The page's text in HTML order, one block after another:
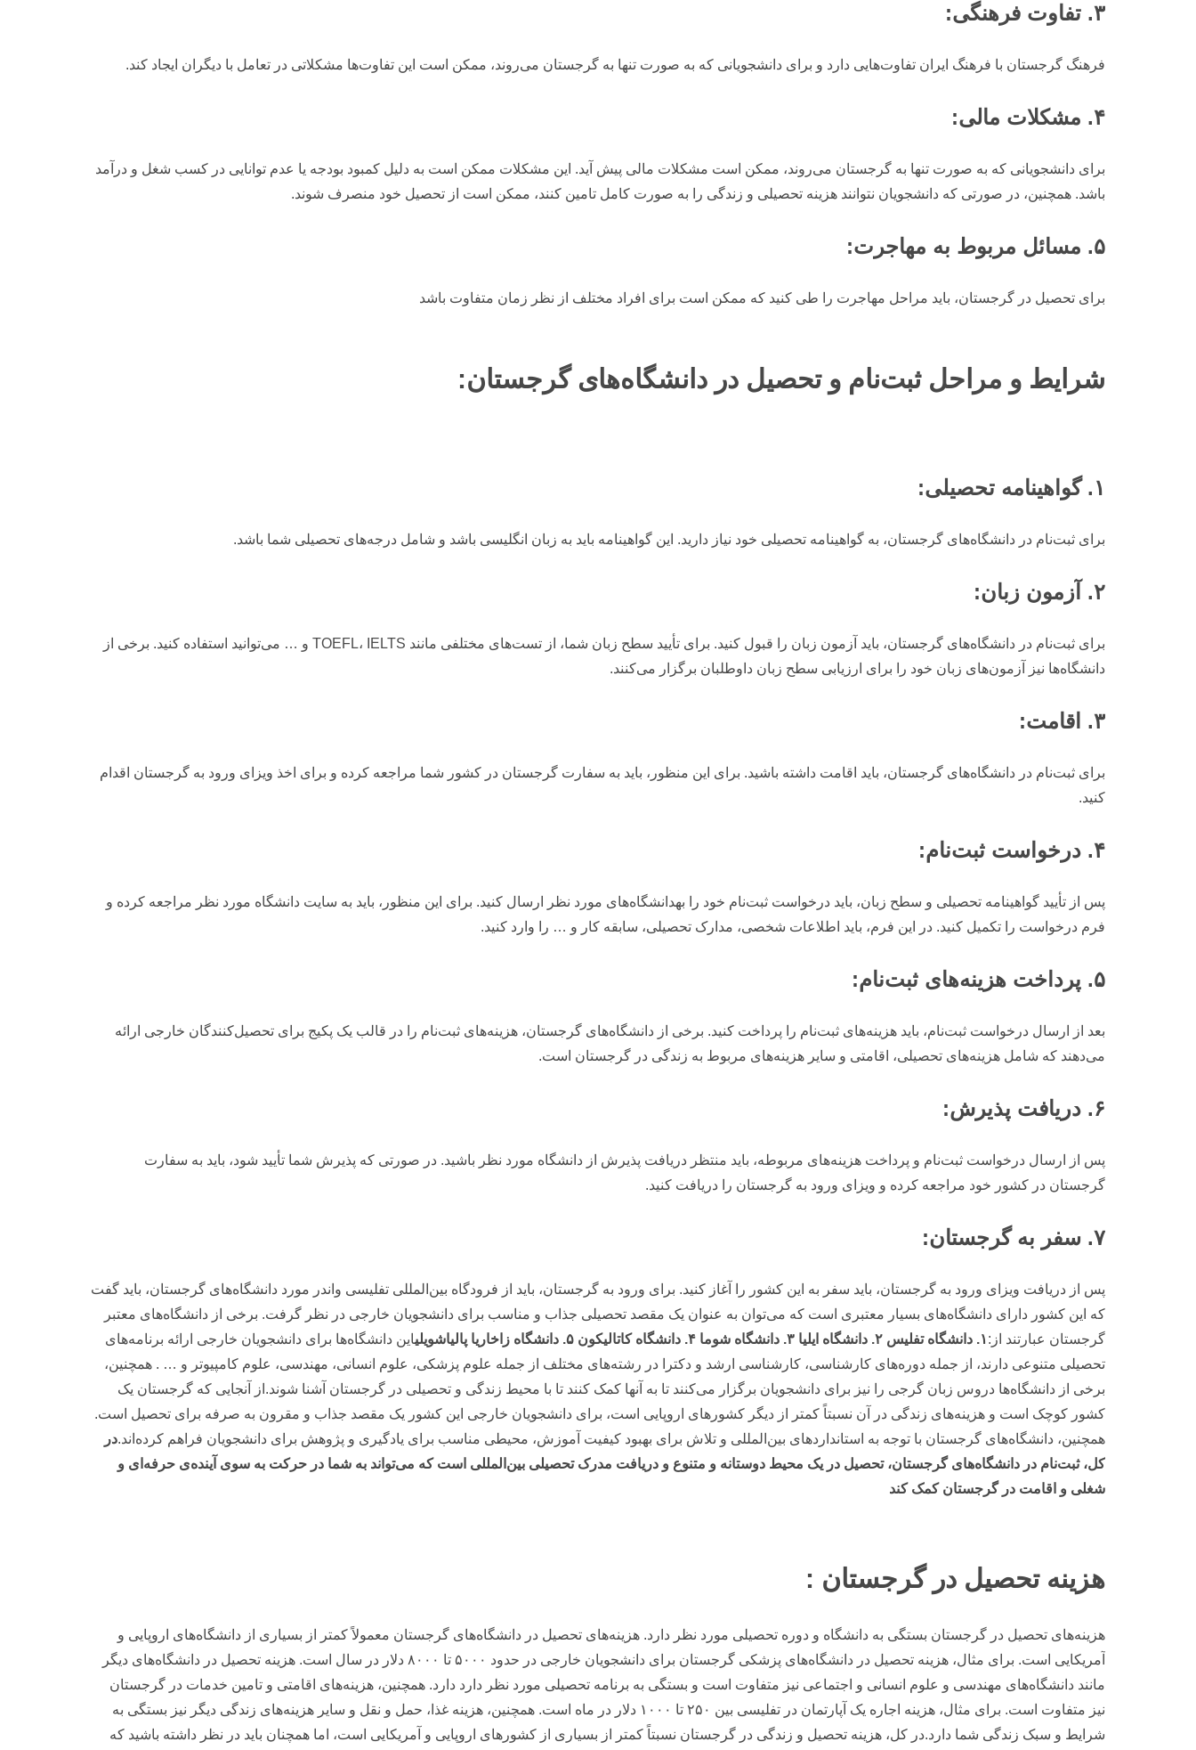
۳. تفاوت فرهنگی:
فرهنگ گرجستان با فرهنگ ایران تفاوت‌هایی دارد و برای دانشجویانی که به صورت تنها به گرجستان می‌روند، ممکن است این تفاوت‌ها مشکلاتی در تعامل با دیگران ایجاد کند.
۴. مشکلات مالی:
برای دانشجویانی که به صورت تنها به گرجستان می‌روند، ممکن است مشکلات مالی پیش آید. این مشکلات ممکن است به دلیل کمبود بودجه یا عدم توانایی در کسب شغل و درآمد
باشد. همچنین، در صورتی که دانشجویان نتوانند هزینه تحصیلی و زندگی را به صورت کامل تامین کنند، ممکن است از تحصیل خود منصرف شوند.
۵. مسائل مربوط به مهاجرت:
برای تحصیل در گرجستان، باید مراحل مهاجرت را طی کنید که ممکن است برای افراد مختلف از نظر زمان متفاوت باشد
شرایط و مراحل ثبت‌نام و تحصیل در دانشگاه‌های گرجستان:
۱. گواهینامه تحصیلی:
برای ثبت‌نام در دانشگاه‌های گرجستان، به گواهینامه تحصیلی خود نیاز دارید. این گواهینامه باید به زبان انگلیسی باشد و شامل درجه‌های تحصیلی شما باشد.
۲. آزمون زبان:
برای ثبت‌نام در دانشگاه‌های گرجستان، باید آزمون زبان را قبول کنید. برای تأیید سطح زبان شما، از تست‌های مختلفی مانند TOEFL، IELTS و … می‌توانید استفاده کنید. برخی از
دانشگاه‌ها نیز آزمون‌های زبان خود را برای ارزیابی سطح زبان داوطلبان برگزار می‌کنند.
۳. اقامت:
برای ثبت‌نام در دانشگاه‌های گرجستان، باید اقامت داشته باشید. برای این منظور، باید به سفارت گرجستان در کشور شما مراجعه کرده و برای اخذ ویزای ورود به گرجستان اقدام
کنید.
۴. درخواست ثبت‌نام:
پس از تأیید گواهینامه تحصیلی و سطح زبان، باید درخواست ثبت‌نام خود را بهدانشگاه‌های مورد نظر ارسال کنید. برای این منظور، باید به سایت دانشگاه مورد نظر مراجعه کرده و
فرم درخواست را تکمیل کنید. در این فرم، باید اطلاعات شخصی، مدارک تحصیلی، سابقه کار و … را وارد کنید.
۵. پرداخت هزینه‌های ثبت‌نام:
بعد از ارسال درخواست ثبت‌نام، باید هزینه‌های ثبت‌نام را پرداخت کنید. برخی از دانشگاه‌های گرجستان، هزینه‌های ثبت‌نام را در قالب یک پکیج برای تحصیل‌کنندگان خارجی ارائه
می‌دهند که شامل هزینه‌های تحصیلی، اقامتی و سایر هزینه‌های مربوط به زندگی در گرجستان است.
۶. دریافت پذیرش:
پس از ارسال درخواست ثبت‌نام و پرداخت هزینه‌های مربوطه، باید منتظر دریافت پذیرش از دانشگاه مورد نظر باشید. در صورتی که پذیرش شما تأیید شود، باید به سفارت
گرجستان در کشور خود مراجعه کرده و ویزای ورود به گرجستان را دریافت کنید.
۷. سفر به گرجستان:
پس از دریافت ویزای ورود به گرجستان، باید سفر به این کشور را آغاز کنید. برای ورود به گرجستان، باید از فرودگاه بین‌المللی تفلیسی واندر مورد دانشگاه‌های گرجستان، باید گفت
که این کشور دارای دانشگاه‌های بسیار معتبری است که می‌توان به عنوان یک مقصد تحصیلی جذاب و مناسب برای دانشجویان خارجی در نظر گرفت. برخی از دانشگاه‌های معتبر
گرجستان عبارتند از: ۱. دانشگاه تفلیس ۲. دانشگاه ایلیا ۳. دانشگاه شوما ۴. دانشگاه کاتالیکون ۵. دانشگاه زاخاریا پالیاشویلی
این دانشگاه‌ها برای دانشجویان خارجی ارائه برنامه‌های
تحصیلی متنوعی دارند، از جمله دوره‌های کارشناسی، کارشناسی ارشد و دکترا در رشته‌های مختلف از جمله علوم پزشکی، علوم انسانی، مهندسی، علوم کامپیوتر و … . همچنین،
برخی از دانشگاه‌ها دروس زبان گرجی را نیز برای دانشجویان برگزار می‌کنند تا به آنها کمک کنند تا با محیط زندگی و تحصیلی در گرجستان آشنا شوند.از آنجایی که گرجستان یک
کشور کوچک است و هزینه‌های زندگی در آن نسبتاً کمتر از دیگر کشورهای اروپایی است، برای دانشجویان خارجی این کشور یک مقصد جذاب و مقرون به صرفه برای تحصیل است.
همچنین، دانشگاه‌های گرجستان با توجه به استانداردهای بین‌المللی و تلاش برای بهبود کیفیت آموزش، محیطی مناسب برای یادگیری و پژوهش برای دانشجویان فراهم کرده‌اند.در
کل، ثبت‌نام در دانشگاه‌های گرجستان، تحصیل در یک محیط دوستانه و متنوع و دریافت مدرک تحصیلی بین‌المللی است که می‌تواند به شما در حرکت به سوی آینده‌ی حرفه‌ای و
شغلی و اقامت در گرجستان کمک کند
هزینه تحصیل در گرجستان :
هزینه‌های تحصیل در گرجستان بستگی به دانشگاه و دوره تحصیلی مورد نظر دارد. هزینه‌های تحصیل در دانشگاه‌های گرجستان معمولاً کمتر از بسیاری از دانشگاه‌های اروپایی و
آمریکایی است. برای مثال، هزینه تحصیل در دانشگاه‌های پزشکی گرجستان برای دانشجویان خارجی در حدود ۵۰۰۰ تا ۸۰۰۰ دلار در سال است. هزینه تحصیل در دانشگاه‌های دیگر
مانند دانشگاه‌های مهندسی و علوم انسانی و اجتماعی نیز متفاوت است و بستگی به برنامه تحصیلی مورد نظر دارد دارد. همچنین، هزینه‌های اقامتی و تامین خدمات در گرجستان
نیز متفاوت است. برای مثال، هزینه اجاره یک آپارتمان در تفلیسی بین ۲۵۰ تا ۱۰۰۰ دلار در ماه است. همچنین، هزینه غذا، حمل و نقل و سایر هزینه‌های زندگی دیگر نیز بستگی به
شرایط و سبک زندگی شما دارد.در کل، هزینه تحصیل و زندگی در گرجستان نسبتاً کمتر از بسیاری از کشورهای اروپایی و آمریکایی است، اما همچنان باید در نظر داشته باشید که